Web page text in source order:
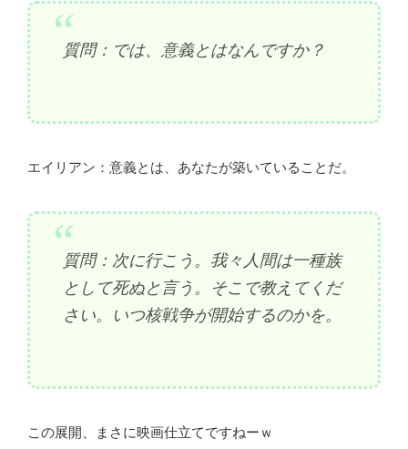
質問：では、意義とはなんですか？
エイリアン：意義とは、あなたが築いていることだ。
質問：次に行こう。我々人間は一種族
として死ぬと言う。そこで教えてくだ
さい。いつ核戦争が開始するのかを。
この展開、まさに映画仕立てですねーｗ